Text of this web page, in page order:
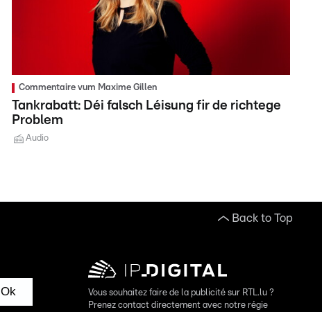
Commentaire vum Maxime Gillen
Tankrabatt: Déi falsch Léisung fir de richtege
Problem
Audio
Back to Top
Ok
Vous souhaitez faire de la publicité sur RTL.lu ?
Prenez contact directement avec notre régie